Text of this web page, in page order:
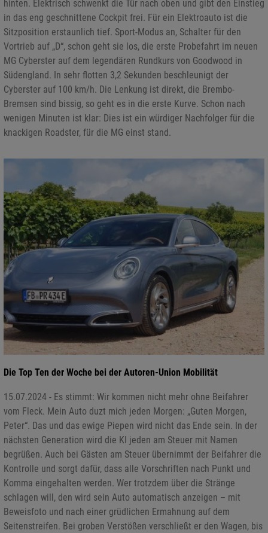
hinten. Elektrisch schwenkt die Tür nach oben und gibt den Einstieg
in das eng geschnittene Cockpit frei. Für ein Elektroauto ist die
Sitzposition erstaunlich tief. Sport-Modus an, Schalter für den
Vortrieb auf „D“, schon geht sie los, die erste Probefahrt im neuen
MG Cyberster auf dem legendären Rundkurs von Goodwood in
Südengland. In sehr flotten 3,2 Sekunden beschleunigt der
Cyberster auf 100 km/h. Die Lenkung ist direkt, die Brembo-
Bremsen sind bissig, so geht es in die erste Kurve. Schon nach
wenigen Minuten ist klar: Dies ist ein würdiger Nachfolger für die
knackigen Roadster, für die MG einst stand.
Die Top Ten der Woche bei der Autoren-Union Mobilität
15.07.2024 - Es stimmt: Wir kommen nicht mehr ohne Beifahrer
vom Fleck. Mein Auto duzt mich jeden Morgen: „Guten Morgen,
Peter“. Das und das ewige Piepen wird nicht das Ende sein. In der
nächsten Generation wird die KI jeden am Steuer mit Namen
begrüßen. Auch bei Gästen am Steuer übernimmt der Beifahrer die
Kontrolle und sorgt dafür, dass alle Vorschriften nach Punkt und
Komma eingehalten werden. Wer trotzdem über die Stränge
schlagen will, den wird sein Auto automatisch anzeigen – mit
Beweisfoto und nach einer grüdlichen Ermahnung auf dem
Seitenstreifen. Bei groben Verstößen verschließt er den Wagen, bis